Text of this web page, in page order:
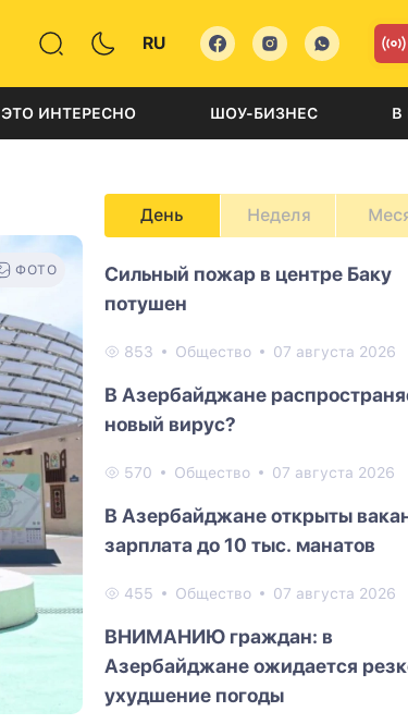
RU
ЭТО ИНТЕРЕСНО ШОУ-БИЗНЕС В
ФОТО
День Неделя
Сильный пожар в центре Баку
потушен
853 Общество 07 августа 2026
В Азербайджане
новый вирус?
570 Общество 07 августа 2026
В Азербайджане открыты
зарплата до 10 тыс. манатов
455 Общество 07 августа 2026
ВНИМАНИЮ граждан: в
Азербайджане ожидается
ухудшение погоды